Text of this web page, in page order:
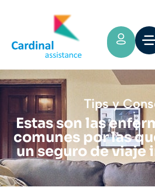
Tips y
Estas son las
comunes por las
un seguro de viaje